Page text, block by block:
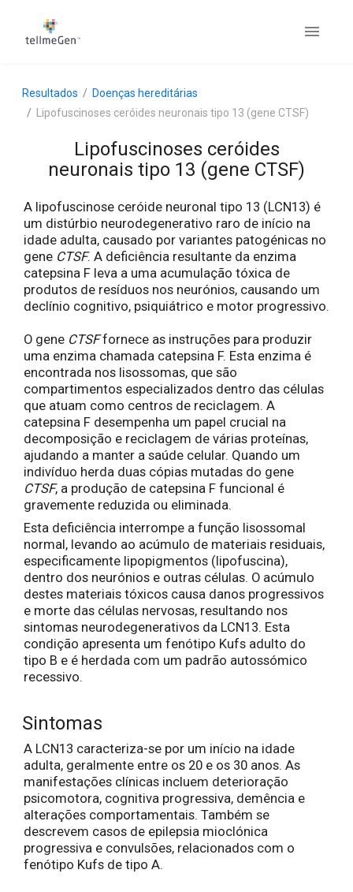
Resultados
Doenças hereditárias
Lipofuscinoses ceróides neuronais tipo 13 (gene CTSF)
Lipofuscinoses ceróides
neuronais tipo 13 (gene CTSF)
A lipofuscinose ceróide neuronal tipo 13 (LCN13) é
um distúrbio neurodegenerativo raro de início na
idade adulta, causado por variantes patogénicas no
gene CTSF. A deficiência resultante da enzima
catepsina F leva a uma acumulação tóxica de
produtos de resíduos nos neurónios, causando um
declínio cognitivo, psiquiátrico e motor progressivo.
O gene CTSFfornece as instruções para produzir
uma enzima chamada catepsina F. Esta enzima é
encontrada nos lisossomas, que são
compartimentos especializados dentro das células
que atuam como centros de reciclagem. A
catepsina F desempenha um papel crucial na
decomposição e reciclagem de várias proteínas,
ajudando a manter a saúde celular. Quando um
indivíduo herda duas cópias mutadas do gene
CTSF, a produção de catepsina F funcional é
gravemente reduzida ou eliminada.
Esta deficiência interrompe a função lisossomal
normal, levando ao acúmulo de materiais residuais,
especificamente lipopigmentos (lipofuscina),
dentro dos neurónios e outras células. O acúmulo
destes materiais tóxicos causa danos progressivos
e morte das células nervosas, resultando nos
sintomas neurodegenerativos da LCN13. Esta
condição apresenta um fenótipo Kufs adulto do
tipo B e é herdada com um padrão autossómico
recessivo.
Sintomas
A LCN13 caracteriza-se por um início na idade
adulta, geralmente entre os 20 e os 30 anos. As
manifestações clínicas incluem deterioração
psicomotora, cognitiva progressiva, demência e
alterações comportamentais. Também se
descrevem casos de epilepsia mioclónica
progressiva e convulsões, relacionados com o
fenótipo Kufs de tipo A.